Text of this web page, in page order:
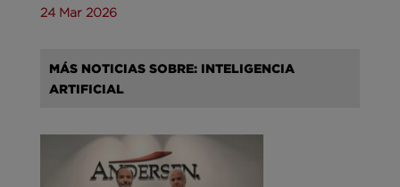
24 Mar 2026
MÁS NOTICIAS SOBRE: INTELIGENCIA
ARTIFICIAL